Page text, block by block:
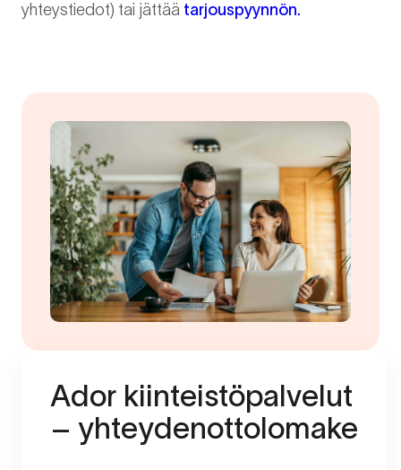
yhteystiedot) tai jättää tarjouspyynnön.
Ador kiinteistöpalvelut
– yhteydenottolomake